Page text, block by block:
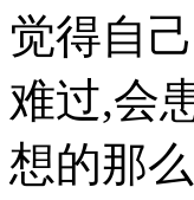
觉得自
难过,会
想的那